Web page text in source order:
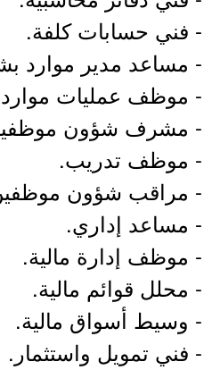
- فني حسابات كلفة.
- مساعد مدير موارد
- موظف عمليات
- مشرف شؤون
- موظف تدريب.
- مراقب شؤون
- مساعد إداري.
- موظف إدارة مالية.
- محلل قوائم مالية.
- وسيط أسواق مالية.
- فني تمويل واستثمار.